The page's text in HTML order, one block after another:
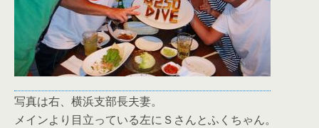
写真は右、横浜支部長夫妻。
メインより目立っている左にＳさんとふくちゃん。